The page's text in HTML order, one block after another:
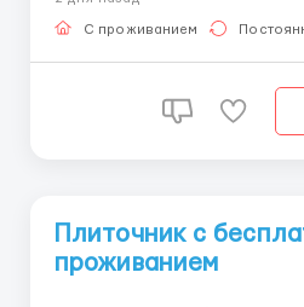
помещений при необходимости;
керамической плитки, к...
С проживанием
Плиточник с
проживанием